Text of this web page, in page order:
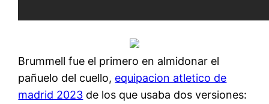
Brummell fue el primero en almidonar el
pañuelo del cuello, equipacion atletico de
madrid 2023 de los que usaba dos versiones: